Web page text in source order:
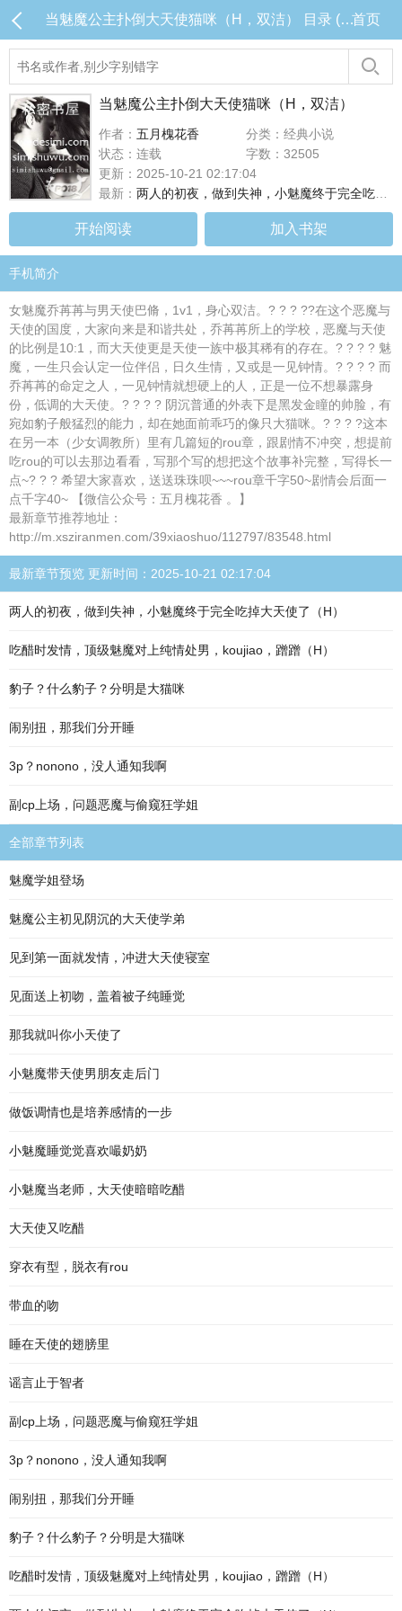
当魅魔公主扑倒大天使猫咪（H，双洁） 目录 (共20章)首页
当魅魔公主扑倒大天使猫咪（H，双洁）
作者： 五月槐花香
分类：经典小说
状态：连载
字数：32505
更新：2025-10-21 02:17:04
最新： 两人的初夜，做到失神，小魅魔终于完全吃掉大天使了（H）
开始阅读 加入书架
手机简介
女魅魔乔苒苒与男天使巴脩，1v1，身心双洁。? ? ? ??在这个恶魔与
天使的国度，大家向来是和谐共处，乔苒苒所上的学校，恶魔与天使
的比例是10:1，而大天使更是天使一族中极其稀有的存在。? ? ? ? 魅
魔，一生只会认定一位伴侣，日久生情，又或是一见钟情。? ? ? ? 而
乔苒苒的命定之人，一见钟情就想硬上的人，正是一位不想暴露身
份，低调的大天使。? ? ? ? 阴沉普通的外表下是黑发金瞳的帅脸，有
宛如豹子般猛烈的能力，却在她面前乖巧的像只大猫咪。? ? ? ?这本
在另一本（少女调教所）里有几篇短的rou章，跟剧情不冲突，想提前
吃rou的可以去那边看看，写那个写的想把这个故事补完整，写得长一
点~? ? ? 希望大家喜欢，送送珠珠呗~~~rou章千字50~剧情会后面一
点千字40~ 【微信公众号：五月槐花香 。】
最新章节推荐地址：
http://m.xsziranmen.com/39xiaoshuo/112797/83548.html
最新章节预览 更新时间：2025-10-21 02:17:04
两人的初夜，做到失神，小魅魔终于完全吃掉大天使了（H）
吃醋时发情，顶级魅魔对上纯情处男，koujiao，蹭蹭（H）
豹子？什么豹子？分明是大猫咪
闹别扭，那我们分开睡
3p？nonono，没人通知我啊
副cp上场，问题恶魔与偷窥狂学姐
全部章节列表
魅魔学姐登场
魅魔公主初见阴沉的大天使学弟
见到第一面就发情，冲进大天使寝室
见面送上初吻，盖着被子纯睡觉
那我就叫你小天使了
小魅魔带天使男朋友走后门
做饭调情也是培养感情的一步
小魅魔睡觉觉喜欢嘬奶奶
小魅魔当老师，大天使暗暗吃醋
大天使又吃醋
穿衣有型，脱衣有rou
带血的吻
睡在天使的翅膀里
谣言止于智者
副cp上场，问题恶魔与偷窥狂学姐
3p？nonono，没人通知我啊
闹别扭，那我们分开睡
豹子？什么豹子？分明是大猫咪
吃醋时发情，顶级魅魔对上纯情处男，koujiao，蹭蹭（H）